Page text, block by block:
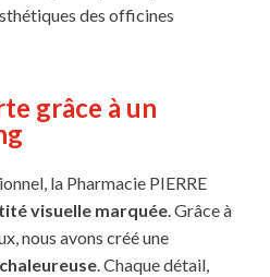
des officines
grâce à un
la Pharmacie PIERRE
visuelle marquée. Grâce à
nous avons créé une
. Chaque détail,